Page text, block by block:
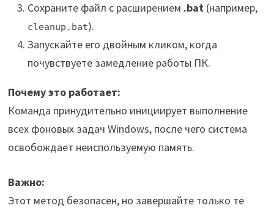
Сохраните файл с расширением .bat(например,
cleanup.bat).
Запускайте его двойным кликом, когда
почувствуете замедление работы ПК.
Почему это работает:
Команда принудительно инициирует выполнение
всех фоновых задач Windows, после чего система
освобождает неиспользуемую память.
Важно:
Этот метод безопасен, но завершайте только те